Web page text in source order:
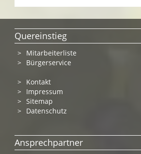
Quereinstieg
Mitarbeiterliste
Bürgerservice
Kontakt
Impressum
Sitemap
Datenschutz
Ansprechpartner